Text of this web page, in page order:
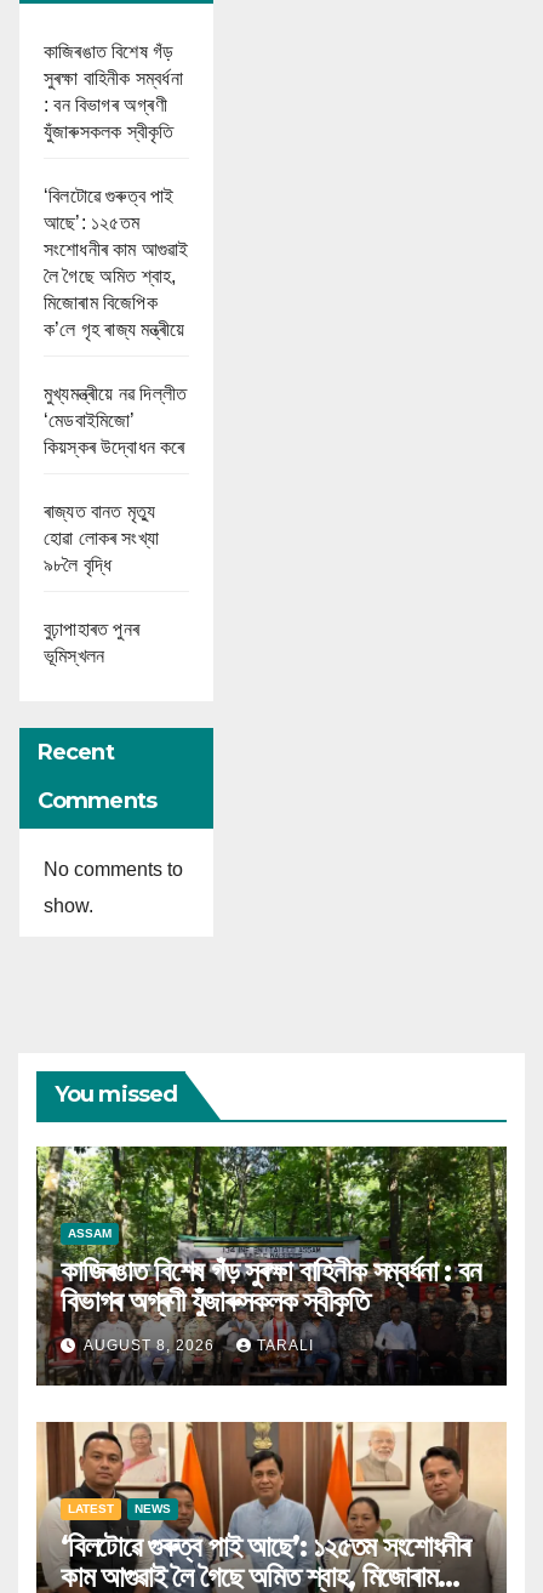
কাজিৰঙাত বিশেষ গঁড়
সুৰক্ষা বাহিনীক সম্বৰ্ধনা
: বন বিভাগৰ অগ্ৰণী
যুঁজাৰুসকলক স্বীকৃতি
‘বিলটোৱে গুৰুত্ব পাই
আছে’: ১২৫তম
সংশোধনীৰ কাম আগুৱাই
লৈ গৈছে অমিত শ্বাহ,
মিজোৰাম বিজেপিক
ক’লে গৃহ ৰাজ্য মন্ত্ৰীয়ে
মুখ্যমন্ত্ৰীয়ে নৱ দিল্লীত
‘মেডবাইমিজো’
কিয়স্কৰ উদ্বোধন কৰে
ৰাজ্যত বানত মৃত্যু
হোৱা লোকৰ সংখ্যা
৯৮লৈ বৃদ্ধি
বুঢ়াপাহাৰত পুনৰ
ভূমিস্খলন
Recent
Comments
No comments to
show.
You missed
ASSAM
কাজিৰঙাত বিশেষ গঁড় সুৰক্ষা বাহিনীক সম্বৰ্ধনা : বন
বিভাগৰ অগ্ৰণী যুঁজাৰুসকলক স্বীকৃতি
AUGUST 8, 2026 TARALI
LATEST NEWS
‘বিলটোৱে গুৰুত্ব পাই আছে’: ১২৫তম সংশোধনীৰ
কাম আগুৱাই লৈ গৈছে অমিত শ্বাহ, মিজোৰাম